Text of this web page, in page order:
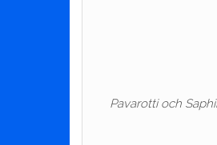
Pavarotti och